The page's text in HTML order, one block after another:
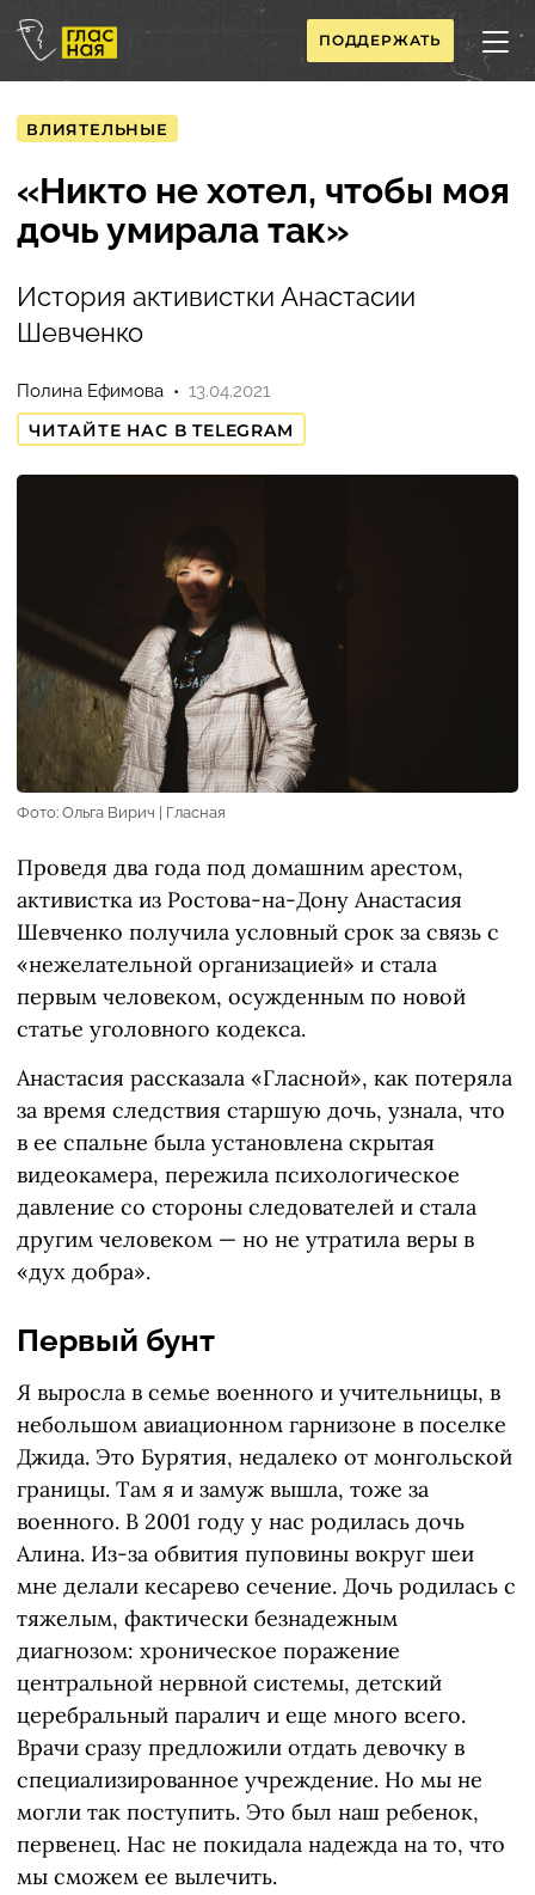
ПОДДЕРЖАТЬ
ВЛИЯТЕЛЬНЫЕ
«Никто не хотел, чтобы моя
дочь умирала так»
История активистки Анастасии
Шевченко
Полина Ефимова
13.04.2021
ЧИТАЙТЕ НАС В TELEGRAM
Фото: Ольга Вирич | Гласная
Проведя два года под домашним арестом,
активистка из Ростова-на-Дону Анастасия
Шевченко получила условный срок за связь с
«нежелательной организацией» и стала
первым человеком, осужденным по новой
статье уголовного кодекса.
Анастасия рассказала «Гласной», как потеряла
за время следствия старшую дочь, узнала, что
в ее спальне была установлена скрытая
видеокамера, пережила психологическое
давление со стороны следователей и стала
другим человеком — но не утратила веры в
«дух добра».
Первый бунт
Я выросла в семье военного и учительницы, в
небольшом авиационном гарнизоне в поселке
Джида. Это Бурятия, недалеко от монгольской
границы. Там я и замуж вышла, тоже за
военного. В 2001 году у нас родилась дочь
Алина. Из-за обвития пуповины вокруг шеи
мне делали кесарево сечение. Дочь родилась с
тяжелым, фактически безнадежным
диагнозом: хроническое поражение
центральной нервной системы, детский
церебральный паралич и еще много всего.
Врачи сразу предложили отдать девочку в
специализированное учреждение. Но мы не
могли так поступить. Это был наш ребенок,
первенец. Нас не покидала надежда на то, что
мы сможем ее вылечить.